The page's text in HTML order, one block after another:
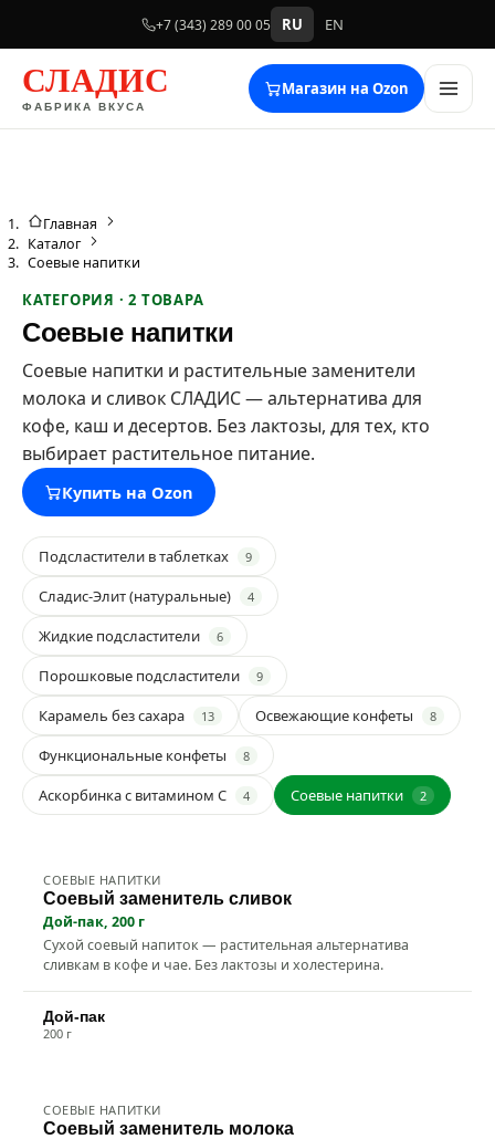
+7 (343) 289 00 05 RU EN
СЛАДИС
ФАБРИКА ВКУСА
Магазин на Ozon
Главная
Каталог
Соевые напитки
КАТЕГОРИЯ · 2 ТОВАРА
Соевые напитки
Соевые напитки и растительные заменители
молока и сливок СЛАДИС — альтернатива для
кофе, каш и десертов. Без лактозы, для тех, кто
выбирает растительное питание.
Купить на Ozon
Подсластители в таблетках 9
Сладис-Элит (натуральные) 4
Жидкие подсластители 6
Порошковые подсластители 9
Карамель без сахара 13 Освежающие конфеты 8
Функциональные конфеты 8
Аскорбинка с витамином C 4 Соевые напитки 2
Натуральный
СОЕВЫЕ НАПИТКИ
Соевый заменитель сливок
Дой-пак, 200 г
Сухой соевый напиток — растительная альтернатива
сливкам в кофе и чае. Без лактозы и холестерина.
Дой-пак
200 г
Натуральный
СОЕВЫЕ НАПИТКИ
Соевый заменитель молока